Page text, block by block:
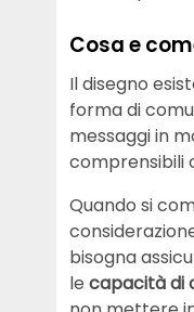
Cosa e
Il disegno
forma di
messaggi in
comprensibili
Quando si
bisogna
le capacità di